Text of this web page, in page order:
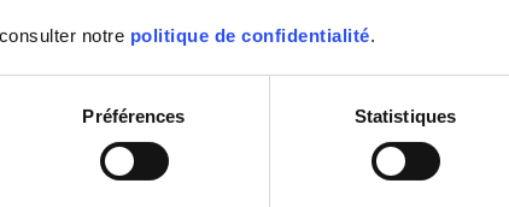
notre politique de confidentialité.
Préférences Statistiques